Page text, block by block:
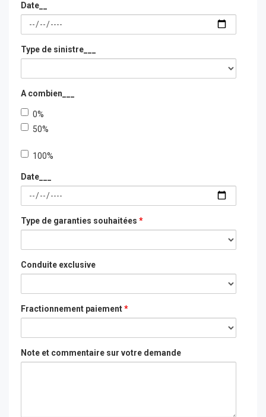
Date__
Type de sinistre___
A combien___
0%
50%
100%___
100%
Date___
Type de garanties souhaitées *
Conduite exclusive
Fractionnement paiement*
Note et commentaire sur votre demande